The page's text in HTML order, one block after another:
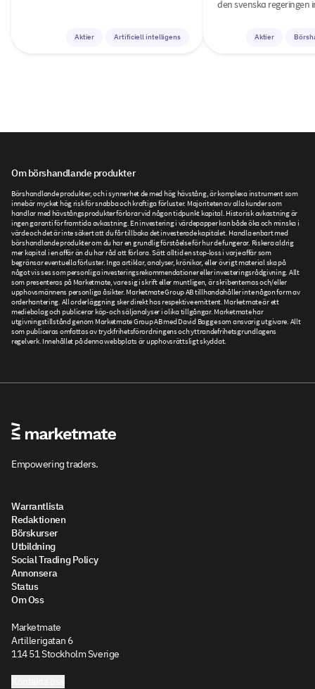
Aktier Artificiell intelligens
den svenska
Aktier
Om börshandlande produkter
Börshandlande produkter, och i synnerhet de med hög hävstång, är komplexa instrument som
innebär mycket hög risk för snabba och kraftiga förluster. Majoriteten av alla kunder som
handlar med hävstångsprodukter förlorar vid någon tidpunkt kapital. Historisk avkastning är
ingen garanti för framtida avkastning. En investering i värdepapper kan både öka och minska i
värde och det är inte säkert att du får tillbaka det investerade kapitalet. Handla enbart med
börshandlande produkter om du har en grundlig förståelse för hur de fungerar. Riskera aldrig
mer kapital i en affär än du har råd att förlora. Sätt alltid en stop-loss i varje affär som
begränsar eventuella förluster. Inga artiklar, analyser, krönikor, eller övrigt material ska på
något vis ses som personliga investeringsrekommendationer eller investeringsrådgivning. Allt
som presenteras på Marketmate, vare sig i skrift eller muntligen, är skribenternas och/eller
upphovsmännens personliga åsikter. Marketmate Group AB tillhandahåller inte någon form av
orderhantering. All orderläggning sker direkt hos respektive emittent. Marketmate är ett
mediebolag och publicerar köp- och säljanalyser i olika tillgångar. Marketmate har
utgivningstillstånd genom Marketmate Group AB med David Bagge som ansvarig utgivare. Allt
som publiceras omfattas av tryckfrihetsförordningens och yttrandefrihetsgrundlagens
regelverk. Innehållet på denna webbplats är upphovsrättsligt skyddat.
Empowering traders.
Warrantlista
Redaktionen
Börskurser
Utbildning
Social Trading Policy
Annonsera
Status
Om Oss
Marketmate
Artillerigatan 6
114 51 Stockholm Sverige